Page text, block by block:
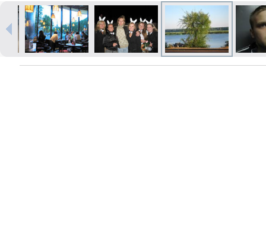
Печать в течение 1 часа в Риге –
закажите онлайн
Различные форматы и виды